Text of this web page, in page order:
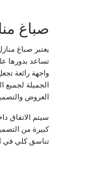
صباغ
يعتبر صباغ
تساعد بدورها
واجهة رائعة
الجميلة لجميع
العروض
سيتم الاتفاق
كبيرة من
تناسق كلي في